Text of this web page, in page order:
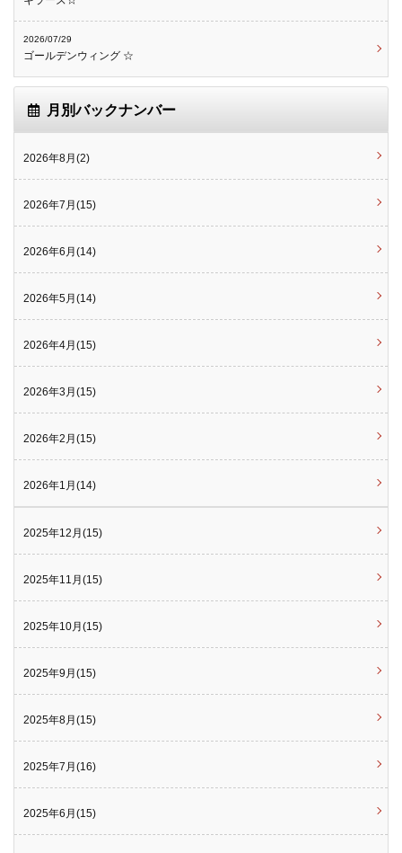
2026/07/29
ゴールデンウィング ☆
月別バックナンバー
2026年8月(2)
2026年7月(15)
2026年6月(14)
2026年5月(14)
2026年4月(15)
2026年3月(15)
2026年2月(15)
2026年1月(14)
2025年12月(15)
2025年11月(15)
2025年10月(15)
2025年9月(15)
2025年8月(15)
2025年7月(16)
2025年6月(15)